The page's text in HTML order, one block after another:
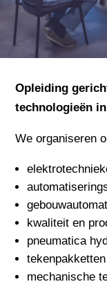
Opleiding
technologieën
We organiseren
kwaliteit en
pneumatica
tekenpakketten
mechanische